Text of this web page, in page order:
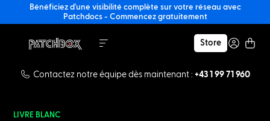
Bénéficiez d'une visibilité complète sur votre réseau avec
Patchdocs - Commencez gratuitement
Store
Contactez notre équipe dès maintenant : +43 1 99 71 960
LIVRE BLANC